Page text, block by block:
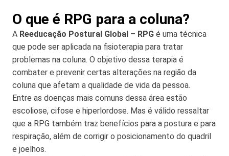
O que é RPG para a coluna?
A Reeducação Postural Global – RPG é uma técnica
que pode ser aplicada na fisioterapia para tratar
problemas na coluna. O objetivo dessa terapia é
combater e prevenir certas alterações na região da
coluna que afetam a qualidade de vida da pessoa.
Entre as doenças mais comuns dessa área estão
escoliose, cifose e hiperlordose. Mas é válido ressaltar
que a RPG também traz benefícios para a postura e para
respiração, além de corrigir o posicionamento do quadril
e joelhos.